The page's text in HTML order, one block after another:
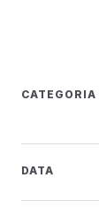
CATEGORIA
DATA